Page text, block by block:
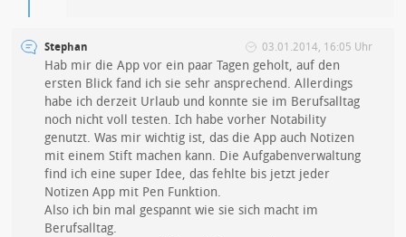
Stephan 03.01.2014, 16:05 Uhr
Hab mir die App vor ein paar Tagen geholt, auf den
ersten Blick fand ich sie sehr ansprechend. Allerdings
habe ich derzeit Urlaub und konnte sie im Berufsalltag
noch nicht voll testen. Ich habe vorher Notability
genutzt. Was mir wichtig ist, das die App auch Notizen
mit einem Stift machen kann. Die Aufgabenverwaltung
find ich eine super Idee, das fehlte bis jetzt jeder
Notizen App mit Pen Funktion.
Also ich bin mal gespannt wie sie sich macht im
Berufsalltag.